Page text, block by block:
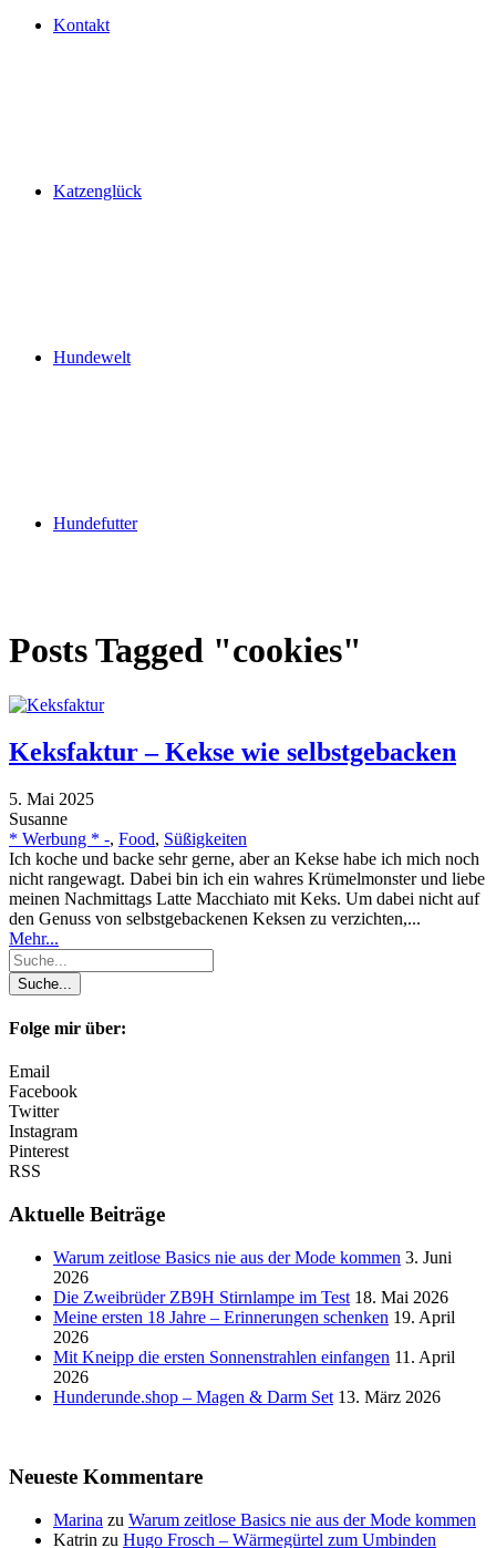
Kontakt
Katzenglück
Hundewelt
Hundefutter
Posts Tagged "cookies"
Keksfaktur – Kekse wie selbstgebacken
5. Mai 2025
Susanne
* Werbung * -, Food, Süßigkeiten
Ich koche und backe sehr gerne, aber an Kekse habe ich mich noch
nicht rangewagt. Dabei bin ich ein wahres Krümelmonster und liebe
meinen Nachmittags Latte Macchiato mit Keks. Um dabei nicht auf
den Genuss von selbstgebackenen Keksen zu verzichten,...
Mehr...
Folge mir über:
Email
Facebook
Twitter
Instagram
Pinterest
RSS
Aktuelle Beiträge
Warum zeitlose Basics nie aus der Mode kommen 3. Juni
2026
Die Zweibrüder ZB9H Stirnlampe im Test 18. Mai 2026
Meine ersten 18 Jahre – Erinnerungen schenken 19. April
2026
Mit Kneipp die ersten Sonnenstrahlen einfangen 11. April
2026
Hunderunde.shop – Magen & Darm Set 13. März 2026
Neueste Kommentare
Marina zu Warum zeitlose Basics nie aus der Mode kommen
Katrin zu Hugo Frosch – Wärmegürtel zum Umbinden